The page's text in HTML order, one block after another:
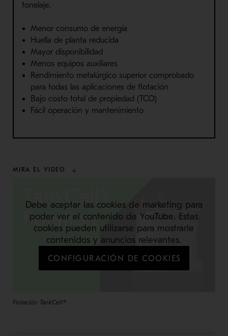
tonelaje.
Menor consumo de energía
Huella de planta reducida
Mayor disponibilidad
Menos equipos auxiliares
Rendimiento metalúrgico superior comprobado
para todas las aplicaciones de flotación
Bajo costo total de propiedad (TCO)
Fácil operación y mantenimiento
MIRA EL VIDEO
Debe aceptar las cookies de marketing para
poder ver el contenido de YouTube. Estas
cookies pueden utilizarse para mostrarle
contenidos y anuncios relevantes.
CONFIGURACIÓN DE COOKIES
Flotación TankCell®